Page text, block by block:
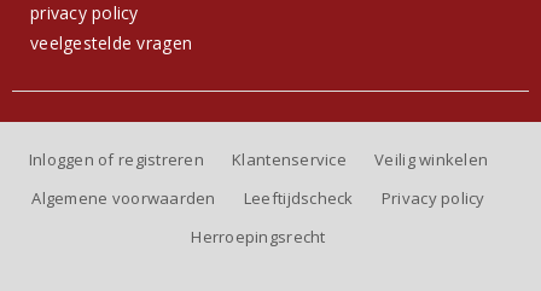
privacy policy
veelgestelde vragen
Inloggen of registreren Klantenservice
Veilig winkelen
Algemene voorwaarden
Leeftijdscheck
Privacy policy
Herroepingsrecht